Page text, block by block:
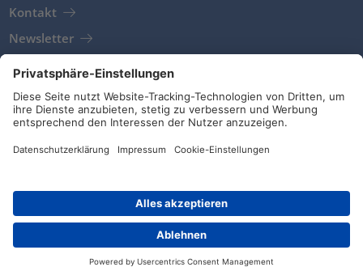
Kontakt
Newsletter
AGB
Richtlinien und Bekenntnisse
Soziale Medien
© HellermannTyton 2026 (v4.312.3) |
|
Händlersuche Kontakt